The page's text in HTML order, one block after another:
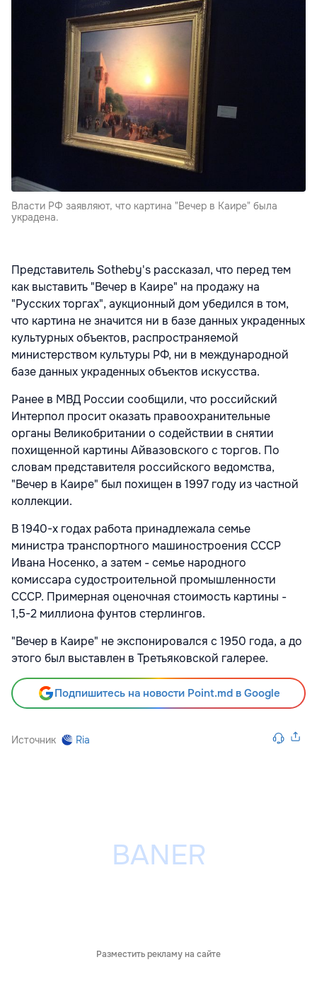
Власти РФ заявляют, что картина "Вечер в Каире" была
украдена.
Представитель Sotheby's рассказал, что перед тем
как выставить "Вечер в Каире" на продажу на
"Русских торгах", аукционный дом убедился в том,
что картина не значится ни в базе данных украденных
культурных объектов, распространяемой
министерством культуры РФ, ни в международной
базе данных украденных объектов искусства.
Ранее в МВД России сообщили, что российский
Интерпол просит оказать правоохранительные
органы Великобритании о содействии в снятии
похищенной картины Айвазовского с торгов. По
словам представителя российского ведомства,
"Вечер в Каире" был похищен в 1997 году из частной
коллекции.
В 1940-х годах работа принадлежала семье
министра транспортного машиностроения СССР
Ивана Носенко, а затем - семье народного
комиссара судостроительной промышленности
СССР. Примерная оценочная стоимость картины -
1,5-2 миллиона фунтов стерлингов.
"Вечер в Каире" не экспонировался с 1950 года, а до
этого был выставлен в Третьяковской галерее.
Подпишитесь на новости Point.md в Google
Источник Ria
Разместить рекламу на сайте